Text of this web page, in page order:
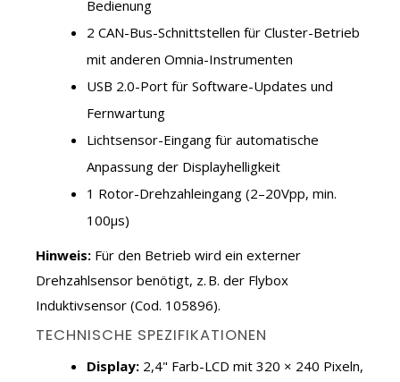
Bedienung
2 CAN-Bus-Schnittstellen für Cluster-Betrieb
mit anderen Omnia-Instrumenten
USB 2.0-Port für Software-Updates und
Fernwartung
Lichtsensor-Eingang für automatische
Anpassung der Displayhelligkeit
1 Rotor-Drehzahleingang (2–20Vpp, min.
100µs)
Hinweis: Für den Betrieb wird ein externer
Drehzahlsensor benötigt, z. B. der Flybox
Induktivsensor (Cod. 105896).
TECHNISCHE SPEZIFIKATIONEN
Display: 2,4" Farb-LCD mit 320 × 240 Pixeln,